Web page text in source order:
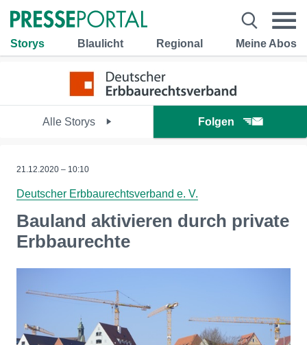
Storys Blaulicht Regional Meine Abos
Alle Storys Folgen
21.12.2020 – 10:10
Deutscher Erbbaurechtsverband e. V.
Bauland aktivieren durch private
Erbbaurechte